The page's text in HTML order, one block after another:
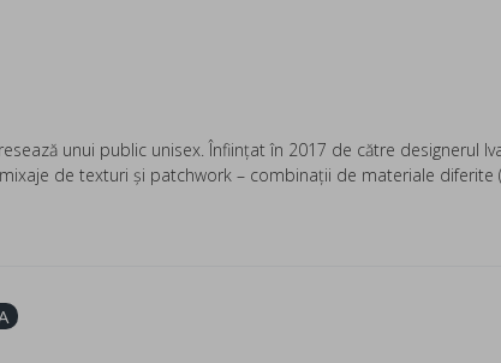
unui public unisex. Înfiinţat în 2017 de către designerul
de texturi şi patchwork – combinaţii de materiale diferite